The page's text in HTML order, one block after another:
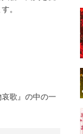
。
歌』の中の一